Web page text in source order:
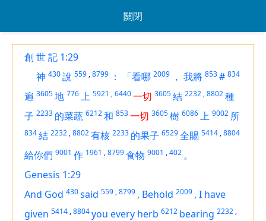
關閉
創 世 記 1:29
神 430說 559 ,8799 ： 「看哪 2009 ， 我將 853# 834
遍 3605地 776上 5921 ,6440一切 3605結 2232 ,8802種
子 2233 的菜蔬 6212和 853一切 3605樹 6086上 9002 所
834結 2232 ,8802有核 2233 的果子 6529全賜 5414 ,8804
給你們 9001 作 1961 ,8799食物 9001 ,402 。
Genesis 1:29
And God 430said 559 ,8799 , Behold 2009 , I have
given 5414 ,8804you every herb 6212 bearing 2232 ,